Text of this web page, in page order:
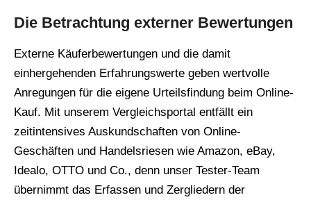
Die Betrachtung externer Bewertungen
Externe Käuferbewertungen und die damit
einhergehenden Erfahrungswerte geben wertvolle
Anregungen für die eigene Urteilsfindung beim Online-
Kauf. Mit unserem Vergleichsportal entfällt ein
zeitintensives Auskundschaften von Online-
Geschäften und Handelsriesen wie Amazon, eBay,
Idealo, OTTO und Co., denn unser Tester-Team
übernimmt das Erfassen und Zergliedern der